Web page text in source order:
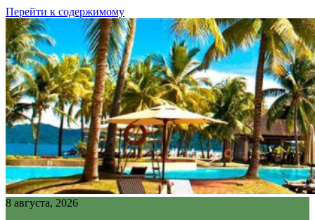
Перейти к содержимому
8 августа, 2026